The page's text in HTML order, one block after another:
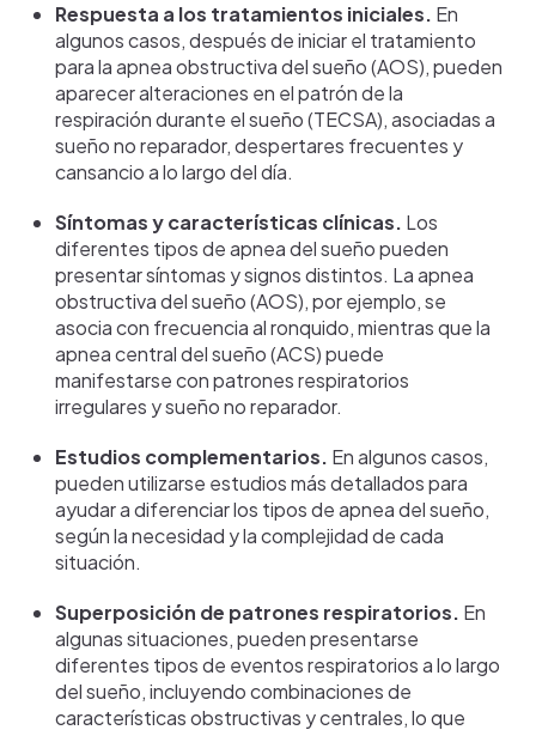
Respuesta a los tratamientos iniciales. En
algunos casos, después de iniciar el tratamiento
para la apnea obstructiva del sueño (AOS), pueden
aparecer alteraciones en el patrón de la
respiración durante el sueño (TECSA), asociadas a
sueño no reparador, despertares frecuentes y
cansancio a lo largo del día.
Síntomas y características clínicas. Los
diferentes tipos de apnea del sueño pueden
presentar síntomas y signos distintos. La apnea
obstructiva del sueño (AOS), por ejemplo, se
asocia con frecuencia al ronquido, mientras que la
apnea central del sueño (ACS) puede
manifestarse con patrones respiratorios
irregulares y sueño no reparador.
Estudios complementarios. En algunos casos,
pueden utilizarse estudios más detallados para
ayudar a diferenciar los tipos de apnea del sueño,
según la necesidad y la complejidad de cada
situación.
Superposición de patrones respiratorios. En
algunas situaciones, pueden presentarse
diferentes tipos de eventos respiratorios a lo largo
del sueño, incluyendo combinaciones de
características obstructivas y centrales, lo que